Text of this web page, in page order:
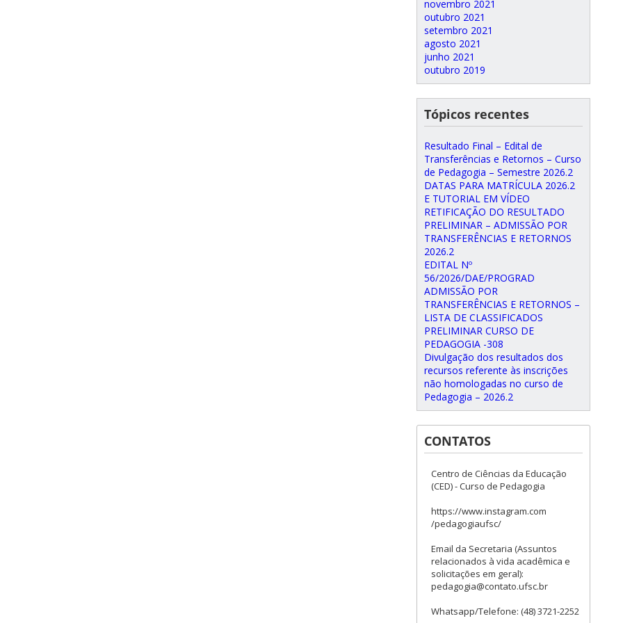
novembro 2021
outubro 2021
setembro 2021
agosto 2021
junho 2021
outubro 2019
Tópicos recentes
Resultado Final – Edital de
Transferências e Retornos – Curso
de Pedagogia – Semestre 2026.2
DATAS PARA MATRÍCULA 2026.2
E TUTORIAL EM VÍDEO
RETIFICAÇÃO DO RESULTADO
PRELIMINAR – ADMISSÃO POR
TRANSFERÊNCIAS E RETORNOS
2026.2
EDITAL Nº
56/2026/DAE/PROGRAD
ADMISSÃO POR
TRANSFERÊNCIAS E RETORNOS –
LISTA DE CLASSIFICADOS
PRELIMINAR CURSO DE
PEDAGOGIA -308
Divulgação dos resultados dos
recursos referente às inscrições
não homologadas no curso de
Pedagogia – 2026.2
CONTATOS
Centro de Ciências da Educação
(CED) - Curso de Pedagogia
https://www.instagram.com
/pedagogiaufsc/
Email da Secretaria (Assuntos
relacionados à vida acadêmica e
solicitações em geral):
pedagogia@contato.ufsc.br
Whatsapp/Telefone: (48) 3721-2252